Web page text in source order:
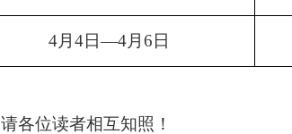
4月4日—4月6日
请各位读者相互知照！